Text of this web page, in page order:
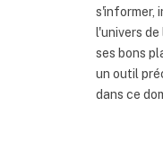
s'informer,
l'univers
ses bons
un outil
dans ce